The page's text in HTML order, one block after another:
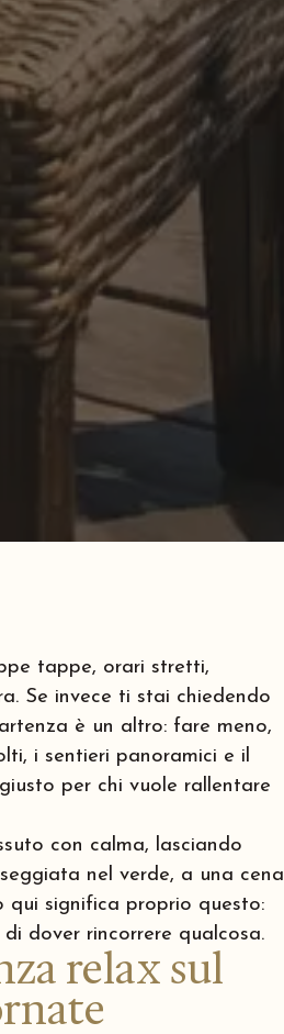
tappe, orari stretti,
Se invece ti stai chiedendo
è un altro: fare meno,
i sentieri panoramici e il
per chi vuole rallentare
con calma, lasciando
nel verde, a una cena
qui significa proprio questo:
dover rincorrere qualcosa.
relax sul